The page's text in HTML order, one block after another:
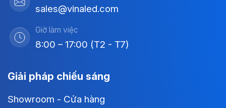
sales@vinaled.com
Giờ làm việc
8:00 – 17:00 (T2 - T7)
Giải pháp chiếu sáng
Showroom - Cửa hàng